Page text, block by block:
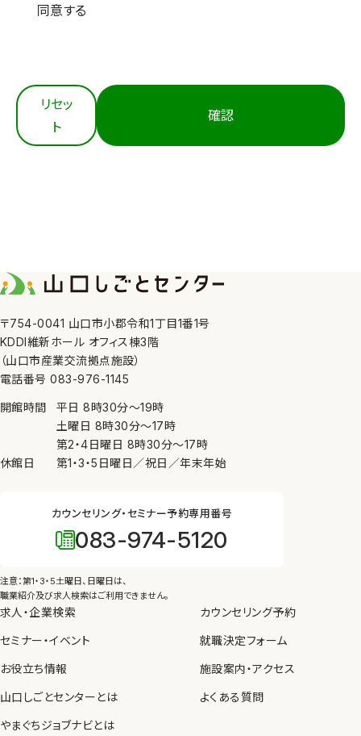
3. 適切な取得
4. 内容の正確性の確保
当センターは、利用目的の達成に必要な範囲におい
て、個人情報を正確かつ最新の内容に保つよう努めま
す。
6. 第三者への提供
当センターは、①利用者本人の同意がある場合、②法
令の定める場合、③人の生命、身体又は財産の保護の
の健全な育成の推進のために特に必要がある場合
（③、④については本人の同意を得ることが困難であ
るとき）を除き、個人情報を第三者に提供しません。
当センターは、個人情報の保護を図るため、内部規則
を制定し、職員に遵守させるとともに、教育、啓発を実
8. 苦情の申し出・問い合わせ先
当センターが管理している個人情報の取り扱いについ
て苦情や問い合わせがあった場合、個人情報保護法
等の法令にしたがって、適切かつ迅速に対応します。
同意する
リセッ
ト
確認
〒754-0041 山口市小郡令和1丁目1番1号
KDDI維新ホール オフィス棟3階
（山口市産業交流拠点施設）
電話番号 083-976-1145
開館時間 平日8時30分〜19時
土曜日 8時30分〜17時
第2・4日曜日 8時30分〜17時
休館日
第1・3・5日曜日／祝日／年末年始
カウンセリング・セミナー予約専用番号
083-974-5120
注意：第1・3・5土曜日、日曜日は、
職業紹介及び求人検索はご利用できません。
求人・企業検索
セミナー・イベント
お役立ち情報
山口しごとセンターとは
やまぐちジョブナビとは
カウンセリング予約
就職決定フォーム
施設案内・アクセス
よくある質問